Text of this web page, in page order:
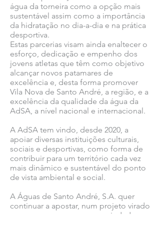
água da torneira como a opção mais
sustentável assim como a importância
da hidratação no dia-a-dia e na prática
desportiva.
Estas parcerias visam ainda enaltecer o
esforço, dedicação e empenho dos
jovens atletas que têm como objetivo
alcançar novos patamares de
excelência e, desta forma promover
Vila Nova de Santo André, a região, e a
excelência da qualidade da água da
AdSA, a nível nacional e internacional.
A AdSA tem vindo, desde 2020, a
apoiar diversas instituições culturais,
sociais e desportivas, como forma de
contribuir para um território cada vez
mais dinâmico e sustentável do ponto
de vista ambiental e social.
A Águas de Santo André, S.A. quer
continuar a apostar, num projeto virado
para as pessoas e para a sociedade,